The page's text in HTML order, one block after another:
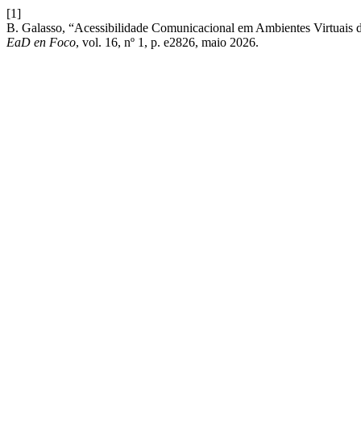
[1]
B. Galasso, “Acessibilidade Comunicacional em Ambientes
EaD en Foco, vol. 16, nº 1, p. e2826, maio 2026.